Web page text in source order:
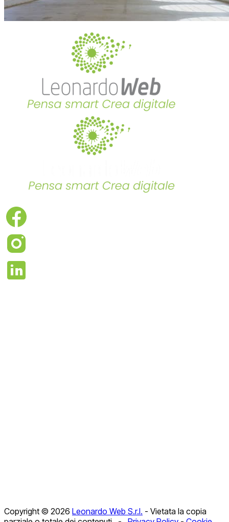
Facebook
Instagram
LinkedIn
Tel. 0175.88428
Copyright © 2026 Leonardo Web S.r.l. - Vietata la copia